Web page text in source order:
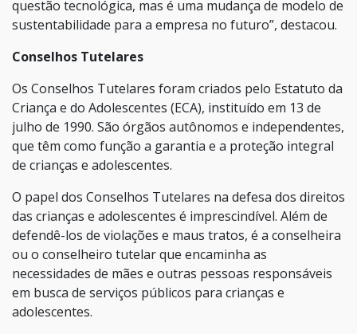
questão tecnológica, mas é uma mudança de modelo de
sustentabilidade para a empresa no futuro”, destacou.
Conselhos Tutelares
Os Conselhos Tutelares foram criados pelo Estatuto da
Criança e do Adolescentes (ECA), instituído em 13 de
julho de 1990. São órgãos autônomos e independentes,
que têm como função a garantia e a proteção integral
de crianças e adolescentes.
O papel dos Conselhos Tutelares na defesa dos direitos
das crianças e adolescentes é imprescindível. Além de
defendê-los de violações e maus tratos, é a conselheira
ou o conselheiro tutelar que encaminha as
necessidades de mães e outras pessoas responsáveis
em busca de serviços públicos para crianças e
adolescentes.